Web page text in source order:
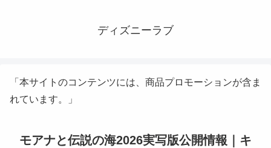
ディズニーラブ
「本サイトのコンテンツには、商品プロモーションが含ま
れています。」
モアナと伝説の海2026実写版公開情報｜キ